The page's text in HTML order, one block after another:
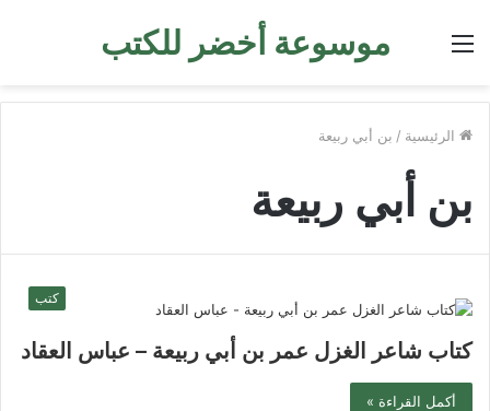
موسوعة أخضر للكتب القائمة
الرئيسية / بن أبي ربيعة
بن أبي ربيعة
كتب
كتاب شاعر الغزل عمر بن أبي ربيعة – عباس العقاد
أكمل القراءة »